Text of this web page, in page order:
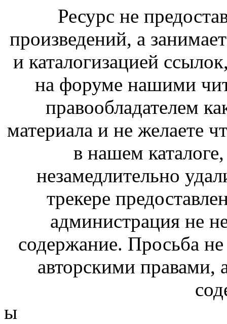
Ресурс не
произведений, а
и каталогизацией
на форуме нашими
правообладателем
материала и не желаете
в нашем
незамедлительно
трекере
администрация не
содержание. Просьба
авторскими правами,
ы